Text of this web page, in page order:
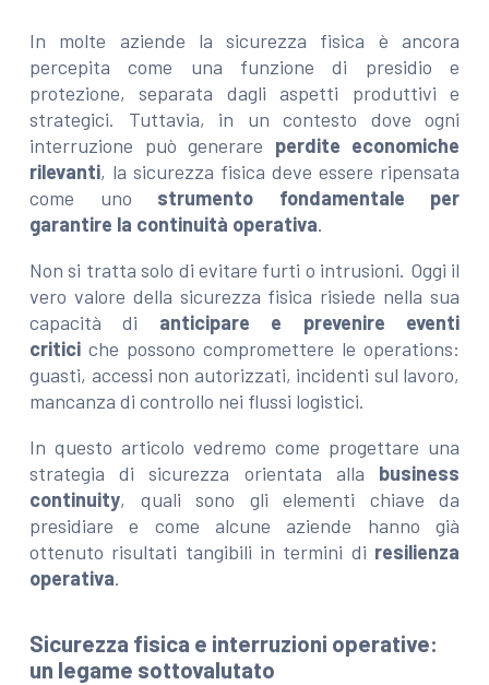
In molte aziende la sicurezza fisica è ancora
percepita come una funzione di presidio e
protezione, separata dagli aspetti produttivi e
strategici. Tuttavia, in un contesto dove ogni
interruzione può generare perdite economiche
rilevanti, la sicurezza fisica deve essere ripensata
come uno strumento fondamentale per
garantire la continuità operativa.
Non si tratta solo di evitare furti o intrusioni. Oggi il
vero valore della sicurezza fisica risiede nella sua
capacità di anticipare e prevenire eventi
critici che possono compromettere le operations:
guasti, accessi non autorizzati, incidenti sul lavoro,
mancanza di controllo nei flussi logistici.
In questo articolo vedremo come progettare una
strategia di sicurezza orientata alla business
continuity, quali sono gli elementi chiave da
presidiare e come alcune aziende hanno già
ottenuto risultati tangibili in termini di resilienza
operativa.
Sicurezza fisica e interruzioni operative:
un legame sottovalutato